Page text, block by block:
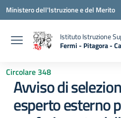
Vai ai contenuti
Vai al menu di navigazione
Vai al footer
Ministero dell'Istruzione e del Merito
Istituto Istruzione
Fermi - Pitagora -
— Visita la pagina
Circolare 348
Avviso di
esperto esterno